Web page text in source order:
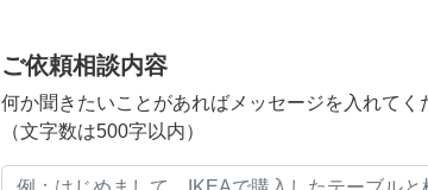
ご依頼相談内容
何か聞きたいことがあればメッセージを入れてく
（文字数は500字以内）